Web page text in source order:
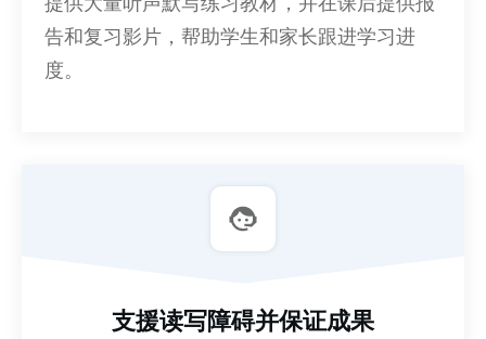
告和复习影片，帮助学生和家长跟进学习进
度。
支援读写障碍并保证成果